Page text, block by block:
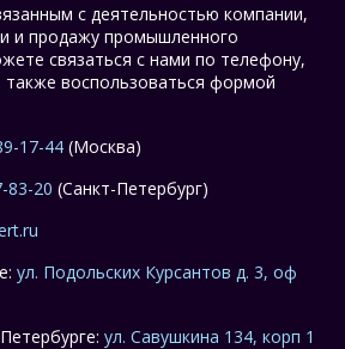
с деятельностью компании,
и продажу промышленного
связаться с нами по телефону,
также воспользоваться формой
17-44 (Москва)
83-20 (Санкт-Петербург)
ул. Подольских Курсантов д. 3, оф
ул. Савушкина 134, корп 1